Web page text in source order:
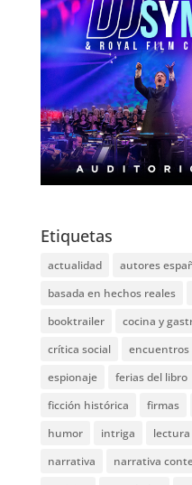
Etiquetas
actualidad autores
basada en hechos reales
blogs
booktrailer
costumbrista
crítica
entrevista
entrevistas